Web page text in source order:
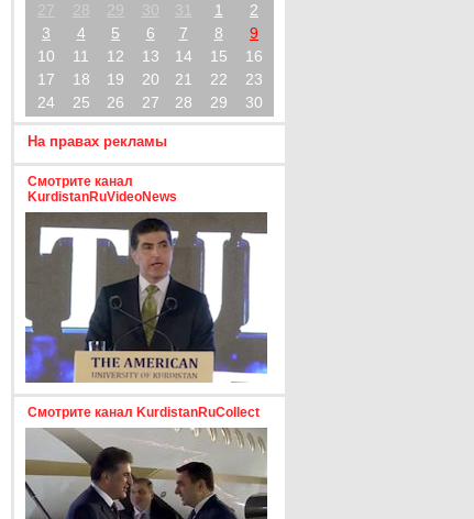
27
28 29 30 31 1
2
3
4 5 6 7 8
9
10
11 12 13 14 15
16
17
18 19 20 21 22
23
24
25 26 27 28 29 30
На правах рекламы
Смотрите канал
KurdistanRuVideoNews
Смотрите канал KurdistanRuCollect